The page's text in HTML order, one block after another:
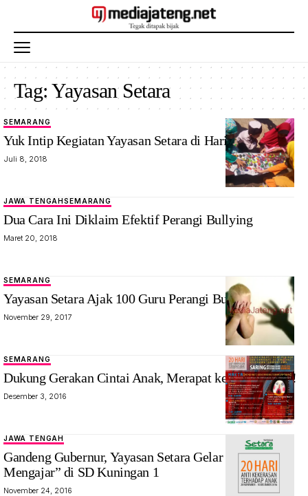
Tag:Yayasan Setara
SEMARANG
Yuk Intip Kegiatan Yayasan Setara di Hari Anak
Juli 8, 2018
JAWA TENGAHSEMARANG
Dua Cara Ini Diklaim Efektif Perangi Bullying
Maret 20, 2018
SEMARANG
Yayasan Setara Ajak 100 Guru Perangi Bullying
November 29, 2017
SEMARANG
Dukung Gerakan Cintai Anak, Merapat ke Wisper Yuk!
Desember 3, 2016
JAWA TENGAH
Gandeng Gubernur, Yayasan Setara Gelar “Ganjar
Mengajar” di SD Kuningan 1
November 24, 2016